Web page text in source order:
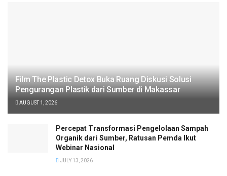
Film The Plastic Detox Buka Ruang Diskusi Solusi
Pengurangan Plastik dari Sumber di Makassar
AUGUST 1, 2026
Percepat Transformasi Pengelolaan Sampah
Organik dari Sumber, Ratusan Pemda Ikut
Webinar Nasional
JULY 13, 2026